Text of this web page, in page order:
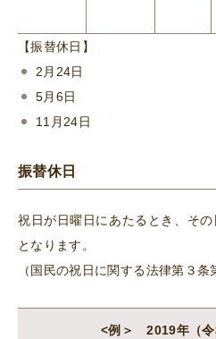
【振替休日】
2月24日
5月6日
11月24日
振替休日
祝日が日曜日にあたるとき、そ
となります。
（国民の祝日に関する法律第３条
<例＞ 2019年（